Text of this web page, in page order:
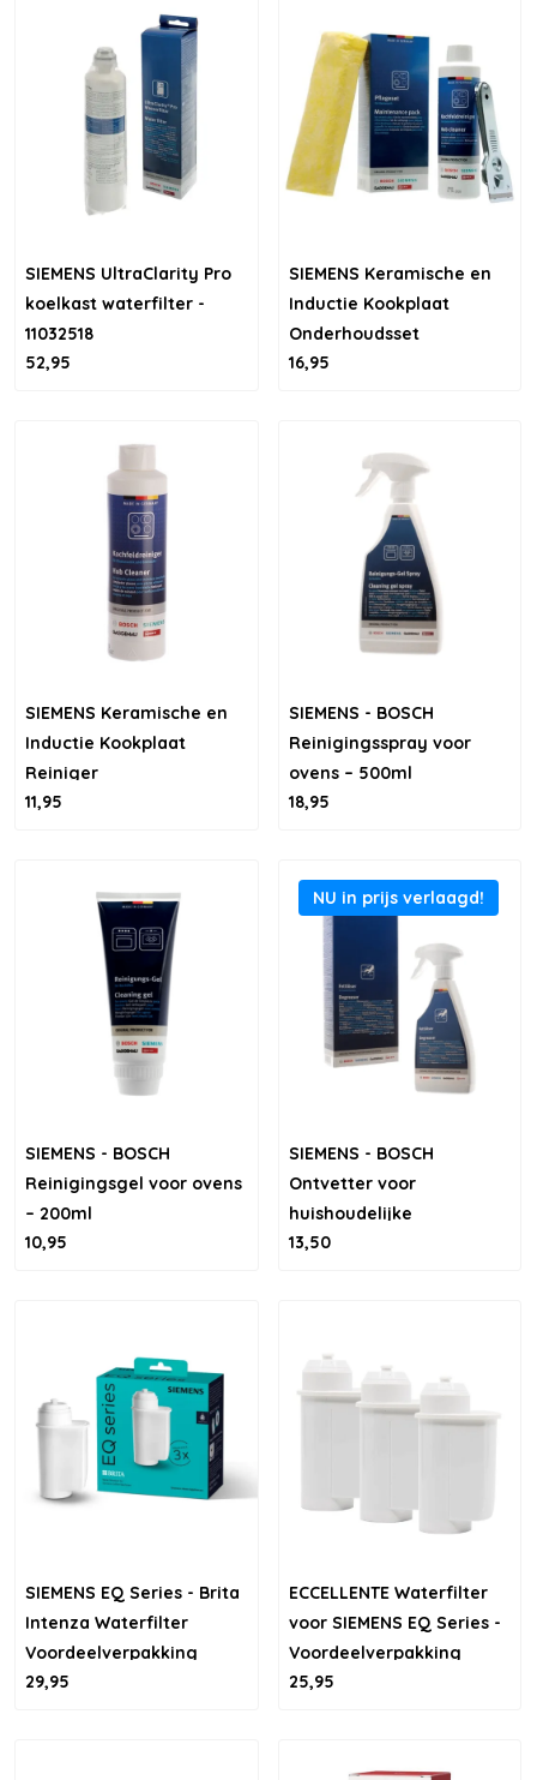
SIEMENS UltraClarity Pro
koelkast waterfilter -
11032518
52,95
SIEMENS Keramische en
Inductie Kookplaat
Onderhoudsset
16,95
SIEMENS Keramische en
Inductie Kookplaat
Reiniger
11,95
SIEMENS - BOSCH
Reinigingsspray voor
ovens – 500ml
18,95
SIEMENS - BOSCH
Reinigingsgel voor ovens
– 200ml
10,95
NU in prijs verlaagd!
SIEMENS - BOSCH
Ontvetter voor
huishoudelijke
apparatuur – 500ml
13,50
SIEMENS EQ Series - Brita
Intenza Waterfilter
Voordeelverpakking
29,95
ECCELLENTE Waterfilter
voor SIEMENS EQ Series -
Voordeelverpakking
25,95